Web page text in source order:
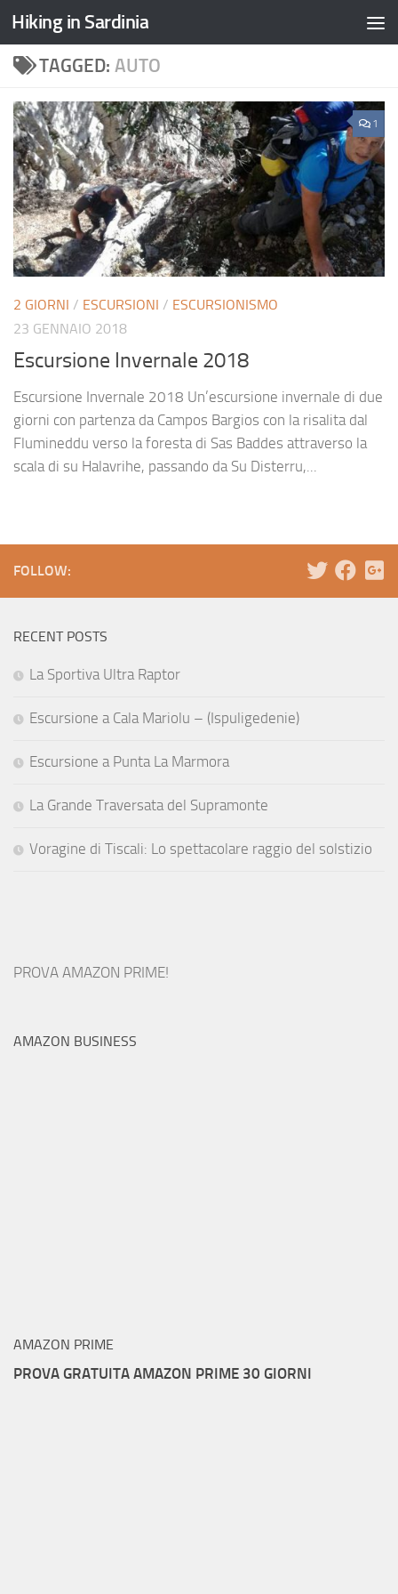
Hiking in Sardinia
TAGGED: AUTO
1
2 GIORNI / ESCURSIONI / ESCURSIONISMO
23 GENNAIO 2018
Escursione Invernale 2018
Escursione Invernale 2018 Un’escursione invernale di due
giorni con partenza da Campos Bargios con la risalita dal
Flumineddu verso la foresta di Sas Baddes attraverso la
scala di su Halavrihe, passando da Su Disterru,...
FOLLOW:
RECENT POSTS
La Sportiva Ultra Raptor
Escursione a Cala Mariolu – (Ispuligedenie)
Escursione a Punta La Marmora
La Grande Traversata del Supramonte
Voragine di Tiscali: Lo spettacolare raggio del solstizio
PROVA AMAZON PRIME!
AMAZON BUSINESS
AMAZON PRIME
PROVA GRATUITA AMAZON PRIME 30 GIORNI